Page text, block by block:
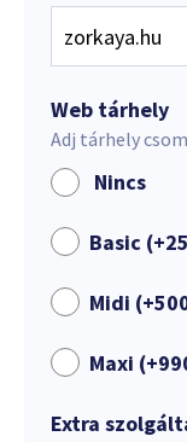
Web tárhely
Adj tárhely
Nincs
Basic (+
Midi (+
Maxi (+
Extra